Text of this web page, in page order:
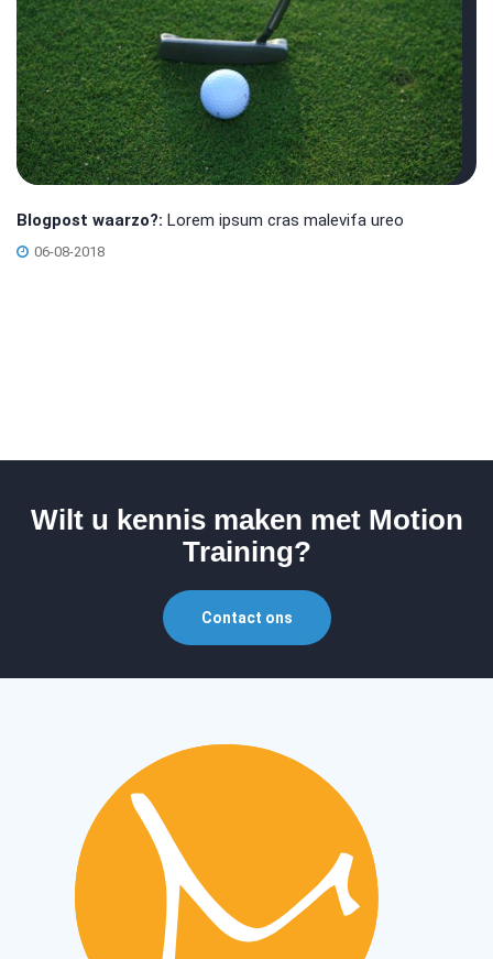
Blogpost waarzo?: Lorem ipsum cras malevifa ureo
06-08-2018
Wilt u kennis maken met Motion
Training?
Contact ons